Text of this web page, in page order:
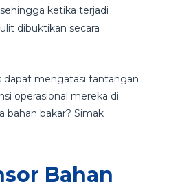
sehingga ketika terjadi
dibuktikan secara
dapat mengatasi tantangan
operasional mereka di
bahan bakar? Simak
Bahan